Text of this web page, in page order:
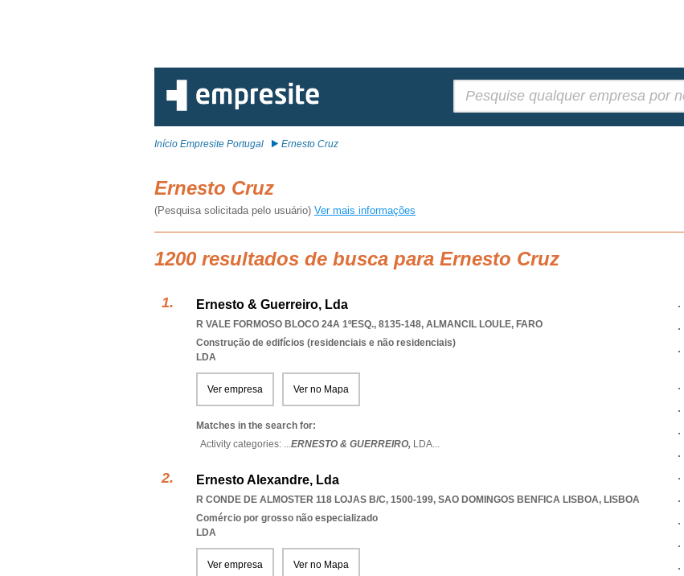
Início Empresite Portugal Ernesto Cruz
Ernesto Cruz
(Pesquisa solicitada pelo usuário) Ver mais informações
1200 resultados de busca para Ernesto Cruz
Ernesto & Guerreiro, Lda
R VALE FORMOSO BLOCO 24A 1ºESQ., 8135-148, ALMANCIL LOULE, FARO
Construção de edifícios (residenciais e não residenciais)
LDA
Ver empresa Ver no Mapa
Matches in the search for:
Activity categories: ...ERNESTO & GUERREIRO, LDA...
Ernesto Alexandre, Lda
R CONDE DE ALMOSTER 118 LOJAS B/C, 1500-199, SAO DOMINGOS BENFICA LISBOA, LISBOA
Comércio por grosso não especializado
LDA
Ver empresa Ver no Mapa